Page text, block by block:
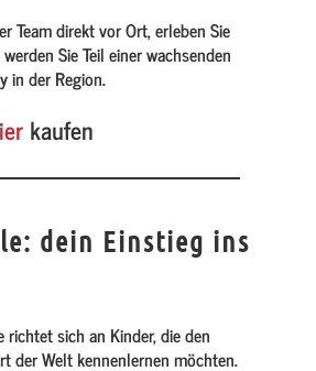
Team direkt vor Ort, erleben Sie
Sie Teil einer wachsenden
in der Region.
kaufen
dein Einstieg ins
richtet sich an Kinder, die den
der Welt kennenlernen möchten.